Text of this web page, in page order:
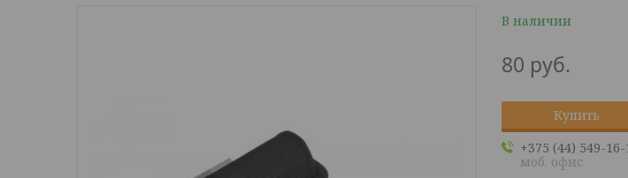
В наличии
80 руб.
Купить
+375 (44) 549-16-
моб. офис